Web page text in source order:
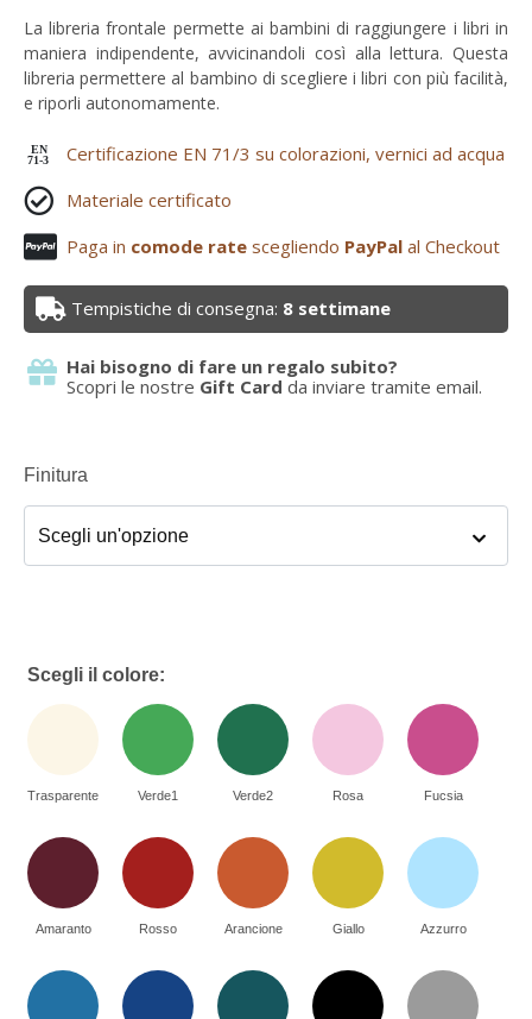
La libreria frontale permette ai bambini di raggiungere i libri in
maniera indipendente, avvicinandoli così alla lettura. Questa
libreria permettere al bambino di scegliere i libri con più facilità,
e riporli autonomamente.
EN
71-3
Certificazione EN 71/3 su colorazioni, vernici ad acqua
Materiale certificato
Paga in comode rate scegliendo PayPal al Checkout
Tempistiche di consegna: 8 settimane
Hai bisogno di fare un regalo subito?
Scopri le nostre Gift Card da inviare tramite email.
Finitura
Scegli il colore:
Trasparente Verde1 Verde2 Rosa Fucsia
Amaranto Rosso Arancione Giallo Azzurro